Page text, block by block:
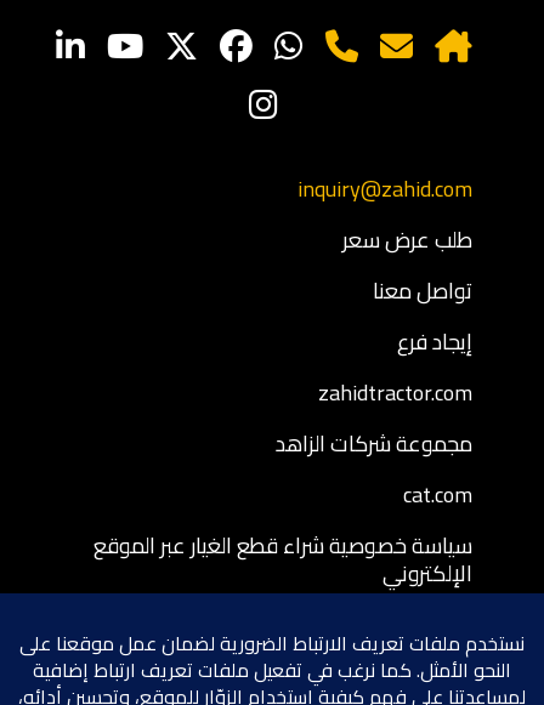
inquiry@zahid.com
طلب عرض سعر
تواصل معنا
إيجاد فرع
zahidtractor.com
مجموعة شركات الزاهد
cat.com
سياسة خصوصية شراء قطع الغيار عبر الموقع
الإلكتروني
الإلكتروني